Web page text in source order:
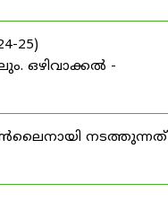
25)
ഒഴിവാക്കൽ -
ഓൺലൈനായി നടത്തുന്നത്